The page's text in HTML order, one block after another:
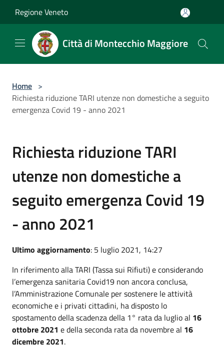
Regione Veneto
Città di Montecchio Maggiore
Home >
Richiesta riduzione TARI utenze non domestiche a seguito
emergenza Covid 19 - anno 2021
Richiesta riduzione TARI
utenze non domestiche a
seguito emergenza Covid 19
- anno 2021
Ultimo aggiornamento: 5 luglio 2021, 14:27
In riferimento alla TARI (Tassa sui Rifiuti) e considerando
l’emergenza sanitaria Covid19 non ancora conclusa,
l’Amministrazione Comunale per sostenere le attività
economiche e i privati cittadini, ha disposto lo
spostamento della scadenza della 1° rata da luglio al 16
ottobre 2021 e della seconda rata da novembre al 16
dicembre 2021.